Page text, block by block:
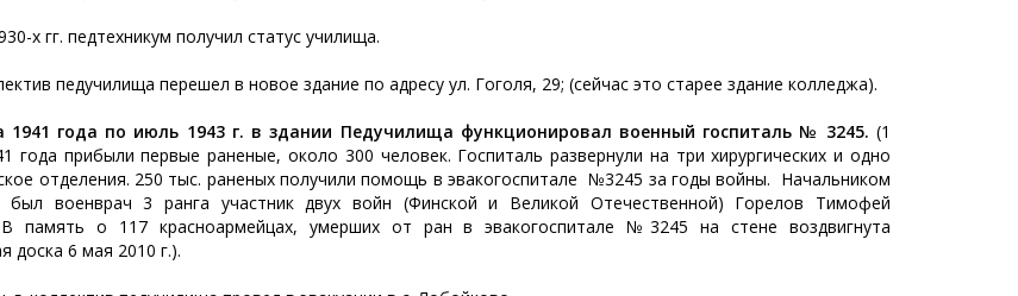
х гг. педтехникум получил статус училища.
педучилища перешел в новое здание по адресу ул. Гоголя, 29; (сейчас это старее здание колледжа).
1941 года по июль 1943 г. в здании Педучилища функционировал военный госпиталь № 3245. (1
года прибыли первые раненые, около 300 человек. Госпиталь развернули на три хирургических и одно
отделения. 250 тыс. раненых получили помощь в эвакогоспитале №3245 за годы войны. Начальником
был военврач 3 ранга участник двух войн (Финской и Великой Отечественной) Горелов Тимофей
В память о 117 красноармейцах, умерших от ран в эвакогоспитале №3245 на стене воздвигнута
доска 6 мая 2010 г.).